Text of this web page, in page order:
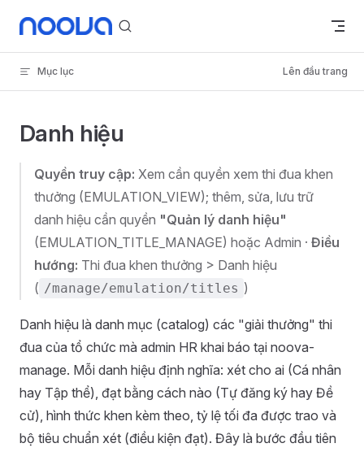
Skip to content
Mục lục Lên đầu trang
Danh hiệu
Quyền truy cập: Xem cần quyền xem thi đua khen
thưởng (EMULATION_VIEW); thêm, sửa, lưu trữ
danh hiệu cần quyền "Quản lý danh hiệu"
(EMULATION_TITLE_MANAGE) hoặc Admin · Điều
hướng: Thi đua khen thưởng > Danh hiệu
( /manage/emulation/titles )
Danh hiệu là danh mục (catalog) các "giải thưởng" thi
đua của tổ chức mà admin HR khai báo tại noova-
manage. Mỗi danh hiệu định nghĩa: xét cho ai (Cá nhân
hay Tập thể), đạt bằng cách nào (Tự đăng ký hay Đề
cử), hình thức khen kèm theo, tỷ lệ tối đa được trao và
bộ tiêu chuẩn xét (điều kiện đạt). Đây là bước đầu tiên